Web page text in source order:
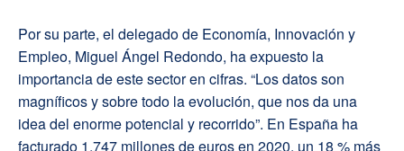
Por su parte, el delegado de Economía, Innovación y
Empleo, Miguel Ángel Redondo, ha expuesto la
importancia de este sector en cifras. “Los datos son
magníficos y sobre todo la evolución, que nos da una
idea del enorme potencial y recorrido”. En España ha
facturado 1.747 millones de euros en 2020, un 18 % más